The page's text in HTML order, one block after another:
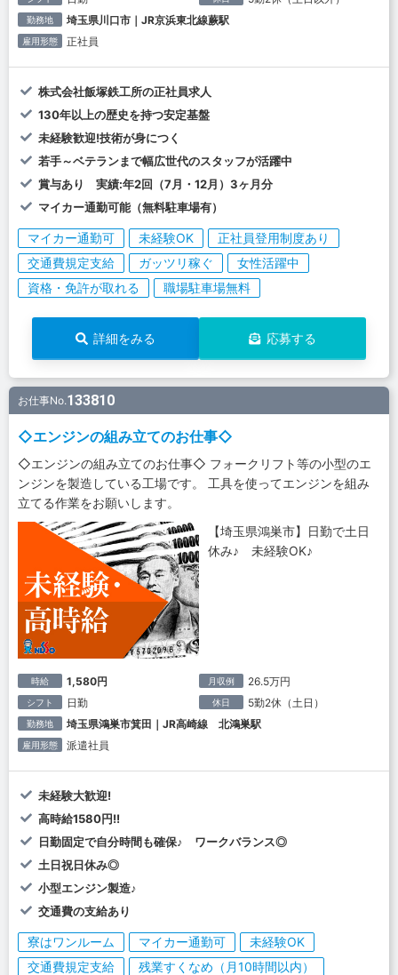
勤務地 埼玉県川口市｜JR京浜東北線蕨駅
雇用形態 正社員
株式会社飯塚鉄工所の正社員求人
130年以上の歴史を持つ安定基盤
未経験歓迎!技術が身につく
若手～ベテランまで幅広世代のスタッフが活躍中
賞与あり 実績:年2回（7月・12月）3ヶ月分
マイカー通勤可能（無料駐車場有）
マイカー通勤可 未経験OK
正社員登用制度あり
交通費規定支給
ガッツリ稼ぐ
女性活躍中
資格・免許が取れる
職場駐車場無料
詳細をみる 応募する
お仕事No.133810
◇エンジンの組み立てのお仕事◇
◇エンジンの組み立てのお仕事◇ フォークリフト等の小型のエ
ンジンを製造している工場です。 工具を使ってエンジンを組み
立てる作業をお願いします。
【埼玉県鴻巣市】日勤で土日
休み♪ 未経験OK♪
時給 1,580円 月収例 26.5万円
シフト 日勤 休日 5勤2休（土日）
勤務地 埼玉県鴻巣市箕田｜JR高崎線 北鴻巣駅
雇用形態 派遣社員
未経験大歓迎!
高時給1580円!!
日勤固定で自分時間も確保♪ ワークバランス◎
土日祝日休み◎
小型エンジン製造♪
交通費の支給あり
寮はワンルーム マイカー通勤可
未経験OK
交通費規定支給
残業すくなめ（月10時間以内）